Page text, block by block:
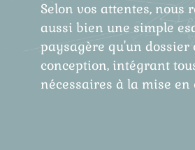
Selon vos attentes, nous
aussi bien une simple
paysagère qu'un dossier
conception, intégrant
nécessaires à la mise